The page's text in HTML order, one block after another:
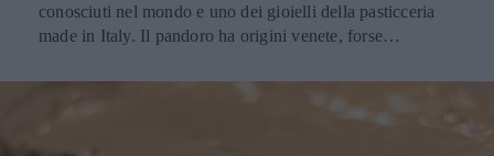
conosciuti nel mondo e uno dei gioielli della pasticceria
made in Italy. Il pandoro ha origini venete, forse
Verona. Per le vostre feste natalizie prepariamo questo
dolce delicato dalla soffice pasta al profumo di vaniglia.